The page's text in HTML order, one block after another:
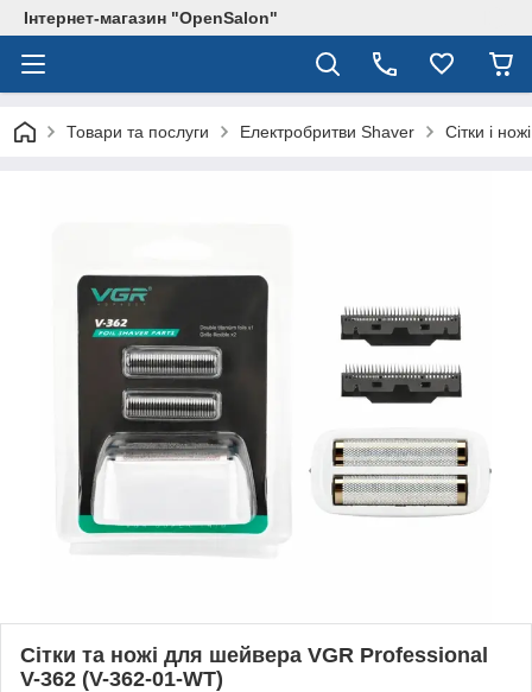
Інтернет-магазин "OpenSalon"
Товари та послуги Електробритви Shaver Сітки і
Сітки та ножі для шейвера VGR Professional
V-362 (V-362-01-WT)